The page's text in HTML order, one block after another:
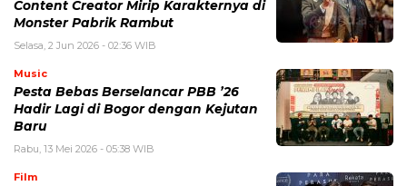
Content Creator Mirip Karakternya di
Monster Pabrik Rambut
Selasa, 2 Jun 2026 - 02:36 WIB
Music
Pesta Bebas Berselancar PBB ’26
Hadir Lagi di Bogor dengan Kejutan
Baru
Rabu, 13 Mei 2026 - 05:38 WIB
Film